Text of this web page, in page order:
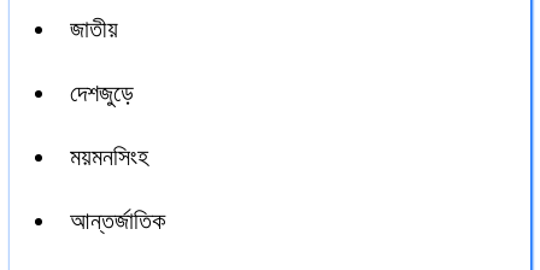
জাতীয়
দেশজুড়ে
ময়মনসিংহ
আন্তর্জাতিক